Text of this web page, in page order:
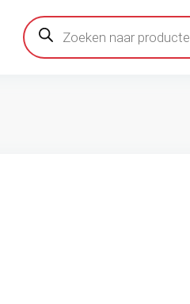
Producten
zoeken